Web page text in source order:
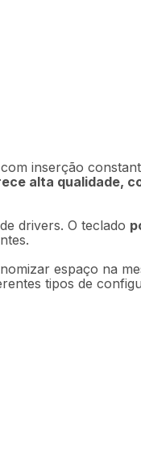
inserção
alta qualidade,
drivers. O teclado
espaço na
tipos de